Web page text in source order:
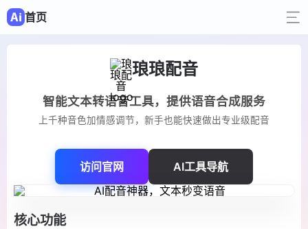
首页
琅琅配音
智能文本转语音工具，提供语音合成服务
上千种音色加情感调节，新手也能快速做出专业级配音
访问官网 AI工具导航
核心功能